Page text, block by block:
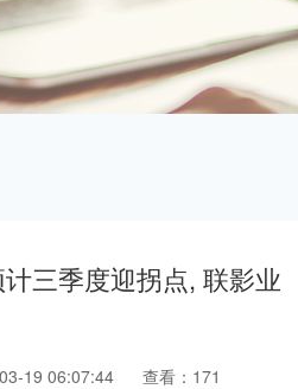
三季度迎拐点, 联影业
19 06:07:44 查看：171